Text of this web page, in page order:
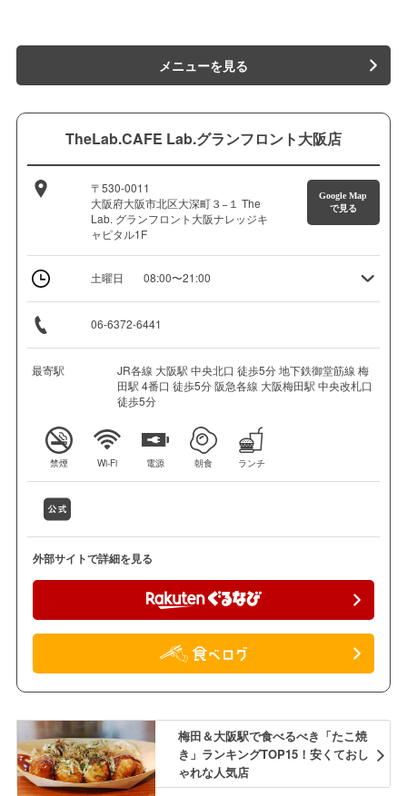
メニューを見る
TheLab.CAFE Lab.グランフロント大阪店
〒530-0011
大阪府大阪市北区大深町３−１ The
Lab. グランフロント大阪ナレッジキ
ャピタル1F
Google Map
で見る
土曜日 08:00〜21:00
06-6372-6441
最寄駅
JR各線 大阪駅 中央北口 徒歩5分 地下鉄御堂筋線 梅
田駅 4番口 徒歩5分 阪急各線 大阪梅田駅 中央改札口
徒歩5分
禁煙 Wi-Fi 電源 朝食 ランチ
外部サイトで詳細を見る
梅田＆大阪駅で食べるべき「たこ焼
き」ランキングTOP15！安くておし
ゃれな人気店